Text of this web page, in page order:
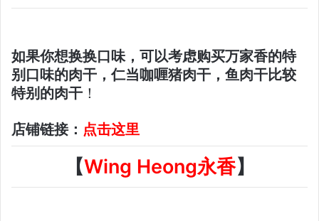
如果你想换换口味，可以考虑购买万家香的特
别口味的肉干，仁当咖喱猪肉干，鱼肉干比较
特别的肉干 ！
店铺链接： 点击这里
【Wing Heong永香】